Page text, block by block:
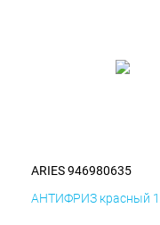
ARIES 946980635
АНТИФРИЗ красный